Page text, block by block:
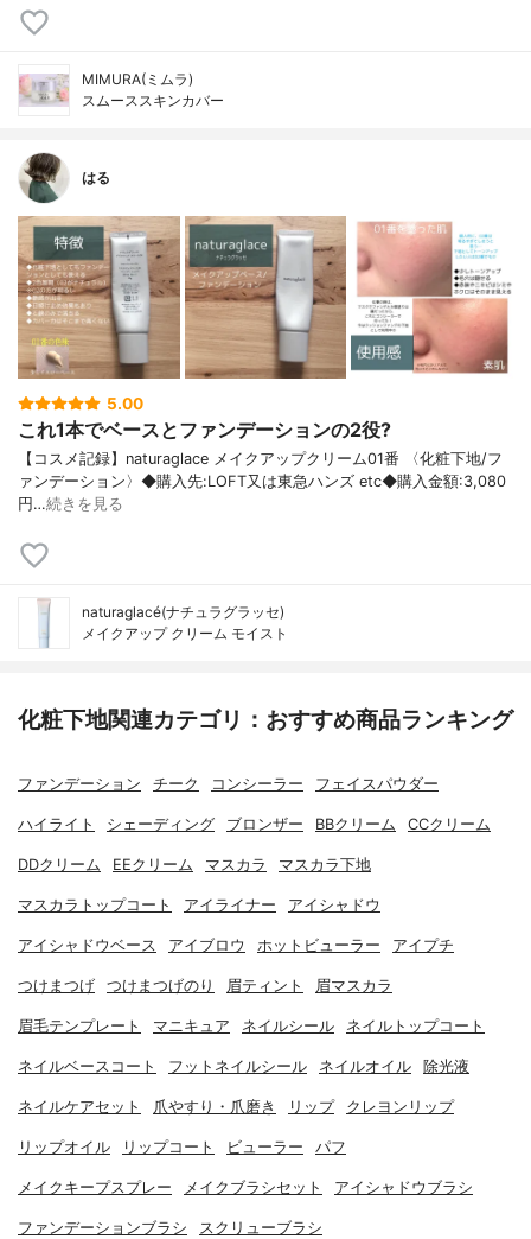
MIMURA(ミムラ)
スムーススキンカバー
はる
5.00
これ1本でベースとファンデーションの2役?
【コスメ記録】naturaglace メイクアップクリーム01番 〈化粧下地/フ
ァンデーション〉◆購入先:LOFT又は東急ハンズ etc◆購入金額:3,080
円…続きを見る
naturaglacé(ナチュラグラッセ)
メイクアップ クリーム モイスト
化粧下地関連カテゴリ：おすすめ商品ランキング
ファンデーション チーク コンシーラー フェイスパウダー
ハイライト シェーディング ブロンザー BBクリーム CCクリーム
DDクリーム EEクリーム マスカラ マスカラ下地
マスカラトップコート アイライナー アイシャドウ
アイシャドウベース アイブロウ ホットビューラー アイプチ
つけまつげ つけまつげのり 眉ティント 眉マスカラ
眉毛テンプレート マニキュア ネイルシール ネイルトップコート
ネイルベースコート フットネイルシール ネイルオイル 除光液
ネイルケアセット 爪やすり・爪磨き リップ クレヨンリップ
リップオイル リップコート ビューラー パフ
メイクキープスプレー メイクブラシセット アイシャドウブラシ
ファンデーションブラシ スクリューブラシ